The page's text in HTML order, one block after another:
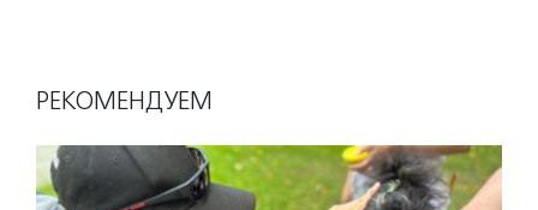
РЕКОМЕНДУЕМ